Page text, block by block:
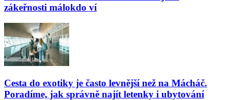
zákeřnosti málokdo ví
Cesta do exotiky je často levnější než na Mácháč.
Poradíme, jak správně najít letenky i ubytování